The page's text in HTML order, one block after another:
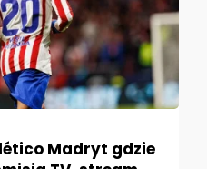
Madryt gdzie